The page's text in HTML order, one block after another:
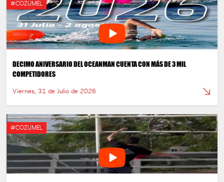
#COZUMEL
DECIMO ANIVERSARIO DEL OCEANMAN CUENTA CON MÁS DE 3 MIL
COMPETIDORES
Viernes, 31 de Julio de 2026
#COZUMEL